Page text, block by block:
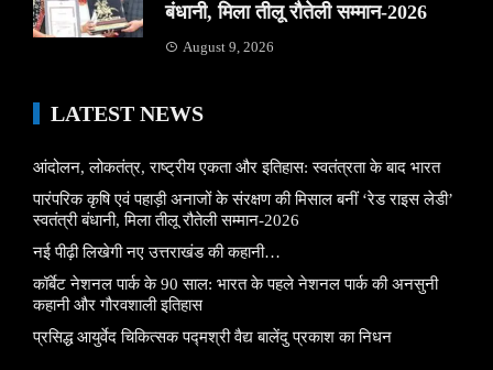
बंधानी, मिला तीलू रौतेली सम्मान-2026
August 9, 2026
LATEST NEWS
आंदोलन, लोकतंत्र, राष्ट्रीय एकता और इतिहास: स्वतंत्रता के बाद भारत
पारंपरिक कृषि एवं पहाड़ी अनाजों के संरक्षण की मिसाल बनीं ‘रेड राइस लेडी’
स्वतंत्री बंधानी, मिला तीलू रौतेली सम्मान-2026
नई पीढ़ी लिखेगी नए उत्तराखंड की कहानी…
कॉर्बेट नेशनल पार्क के 90 साल: भारत के पहले नेशनल पार्क की अनसुनी
कहानी और गौरवशाली इतिहास
प्रसिद्ध आयुर्वेद चिकित्सक पद्मश्री वैद्य बालेंदु प्रकाश का निधन